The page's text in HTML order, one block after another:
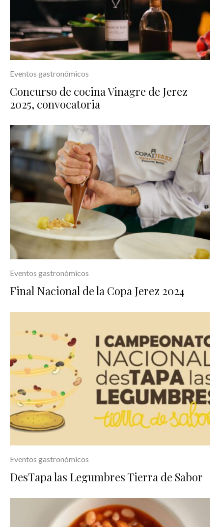
Eventos gastronómicos
Concurso de cocina Vinagre de Jerez
2025, convocatoria
Eventos gastronómicos
Final Nacional de la Copa Jerez 2024
Eventos gastronómicos
DesTapa las Legumbres Tierra de Sabor